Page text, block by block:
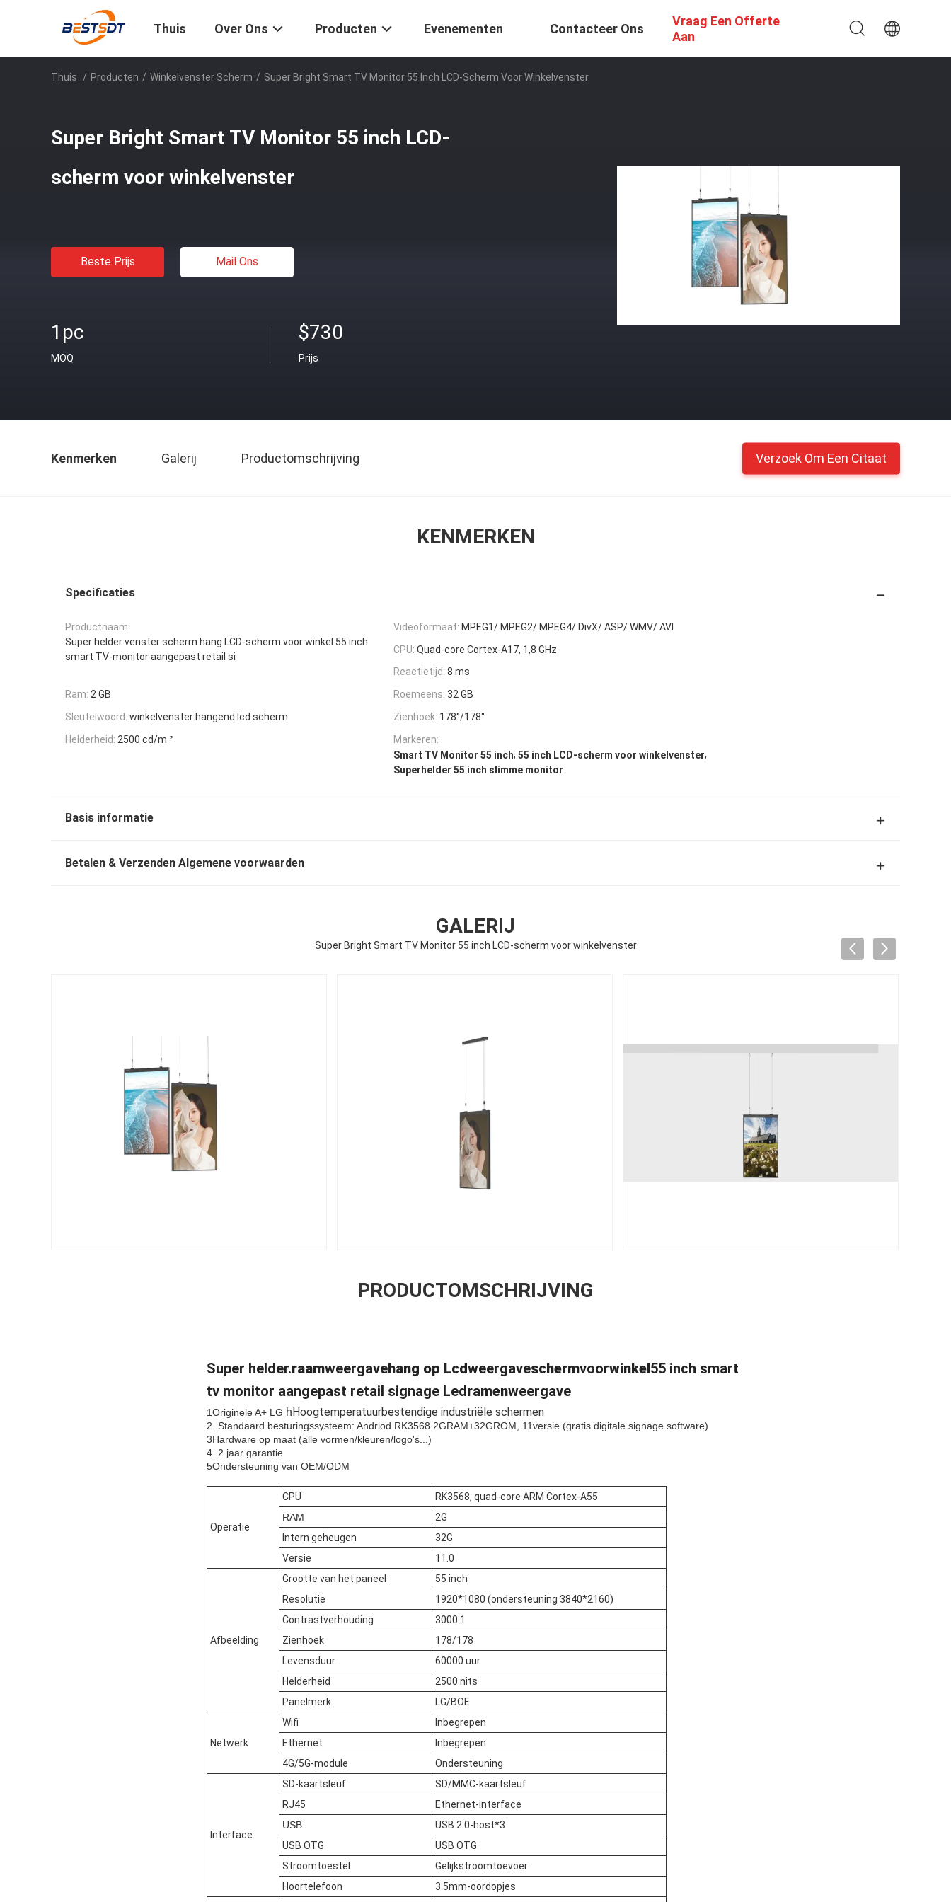
Thuis Over Ons Producten Evenementen Contacteer Ons
Vraag Een Offerte
Aan
Thuis / Producten / Winkelvenster Scherm / Super Bright Smart TV Monitor 55 Inch LCD-Scherm Voor Winkelvenster
Super Bright Smart TV Monitor 55 inch LCD-
scherm voor winkelvenster
Beste Prijs Mail Ons
1pc
MOQ
$730
Prijs
Kenmerken Galerij Productomschrijving Verzoek Om Een Citaat
KENMERKEN
Specificaties
Productnaam:
Super helder venster scherm hang LCD-scherm voor winkel 55 inch
smart TV-monitor aangepast retail si
Videoformaat: MPEG1/ MPEG2/ MPEG4/ DivX/ ASP/ WMV/ AVI
CPU: Quad-core Cortex-A17, 1,8 GHz
Reactietijd: 8 ms
Ram: 2 GB Roemeens: 32 GB
Sleutelwoord: winkelvenster hangend lcd scherm Zienhoek: 178°/178°
Helderheid: 2500 cd/m ²
Markeren:
Smart TV Monitor 55 inch, 55 inch LCD-scherm voor winkelvenster,
Superhelder 55 inch slimme monitor
Basis informatie
Betalen & Verzenden Algemene voorwaarden
GALERIJ
Super Bright Smart TV Monitor 55 inch LCD-scherm voor winkelvenster
PRODUCTOMSCHRIJVING
Super helder.raamweergavehang op Lcdweergaveschermvoorwinkel55 inch smart
tv monitor aangepast retail signage Ledramenweergave
1Originele A+ LG hHoogtemperatuurbestendige industriële schermen
2. Standaard besturingssysteem: Andriod RK3568 2GRAM+32GROM, 11versie (gratis digitale signage software)
3Hardware op maat (alle vormen/kleuren/logo's...)
4. 2 jaar garantie
5Ondersteuning van OEM/ODM
Operatie
CPU
RK3568, quad-core ARM Cortex-A55
RAM
2G
Intern geheugen
32G
Versie
11.0
Afbeelding
Grootte van het paneel
55 inch
Resolutie
1920*1080 (ondersteuning 3840*2160)
Contrastverhouding
3000:1
Zienhoek
178/178
Levensduur
60000 uur
Helderheid
2500 nits
Panelmerk
LG/BOE
Netwerk
Wifi
Inbegrepen
Ethernet
Inbegrepen
4G/5G-module
Ondersteuning
Interface
SD-kaartsleuf
SD/MMC-kaartsleuf
RJ45
Ethernet-interface
USB
USB 2.0-host*3
USB OTG
USB OTG
Stroomtoestel
Gelijkstroomtoevoer
Hoortelefoon
3.5mm-oordopjes